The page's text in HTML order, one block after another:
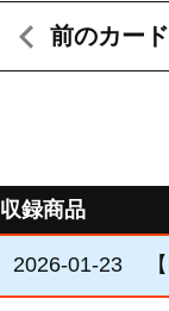
前のカード
収録商品
2026-01-23